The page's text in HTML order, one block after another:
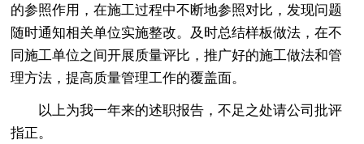
的参照作用，在施工过程中不断地参照对比，发现问题
随时通知相关单位实施整改。及时总结样板做法，在不
同施工单位之间开展质量评比，推广好的施工做法和管
理方法，提高质量管理工作的覆盖面。
以上为我一年来的述职报告，不足之处请公司批评
指正。